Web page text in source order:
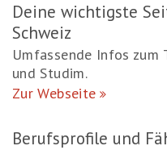
Deine wichtigste
Schweiz
Umfassende Infos
und Studim.
Zur Webseite
Berufsprofile und